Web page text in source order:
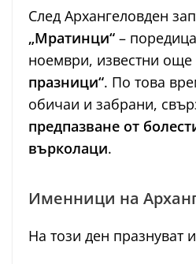
След Архангеловден
„Мратинци“ –
ноември, известни още
празници“. По това
обичаи и забрани,
предпазване от
върколаци.
Именници на
На този ден празнуват